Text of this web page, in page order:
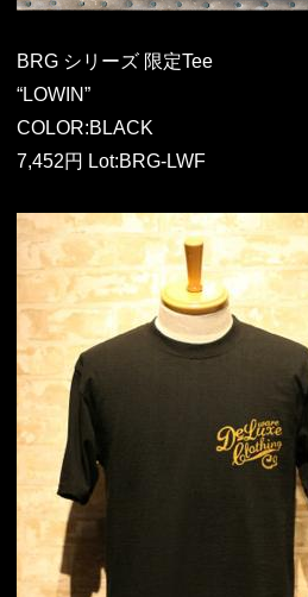
BRG シリーズ 限定Tee
“LOWIN”
COLOR:BLACK
7,452円 Lot:BRG-LWF